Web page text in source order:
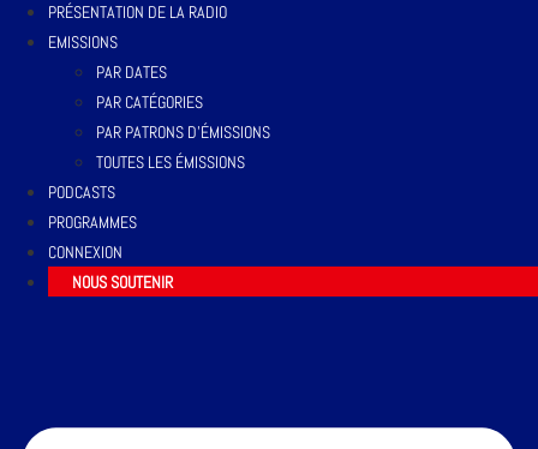
PRÉSENTATION DE LA RADIO
EMISSIONS
PAR DATES
PAR CATÉGORIES
PAR PATRONS D’ÉMISSIONS
TOUTES LES ÉMISSIONS
PODCASTS
PROGRAMMES
CONNEXION
NOUS SOUTENIR